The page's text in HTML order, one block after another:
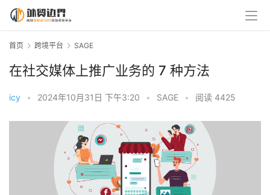
首页 跨境平台 SAGE
在社交媒体上推广业务的 7 种方法
icy • 2024年10月31日 下午3:20 • SAGE • 阅读 4425